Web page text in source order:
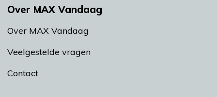
Over MAX Vandaag
Over MAX Vandaag
Veelgestelde vragen
Contact